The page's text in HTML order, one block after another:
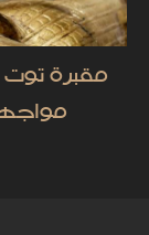
مقبرة